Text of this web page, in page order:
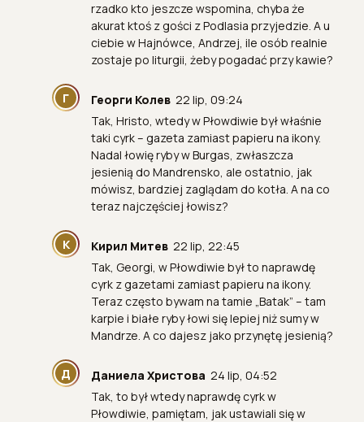
rzadko kto jeszcze wspomina, chyba że
akurat ktoś z gości z Podlasia przyjedzie. A u
ciebie w Hajnówce, Andrzej, ile osób realnie
zostaje po liturgii, żeby pogadać przy kawie?
Г Георги Колев 22 lip, 09:24
Tak, Hristo, wtedy w Płowdiwie był właśnie
taki cyrk – gazeta zamiast papieru na ikony.
Nadal łowię ryby w Burgas, zwłaszcza
jesienią do Mandrensko, ale ostatnio, jak
mówisz, bardziej zaglądam do kotła. A na co
teraz najczęściej łowisz?
К Кирил Митев 22 lip, 22:45
Tak, Georgi, w Płowdiwie był to naprawdę
cyrk z gazetami zamiast papieru na ikony.
Teraz często bywam na tamie „Batak” – tam
karpie i białe ryby łowi się lepiej niż sumy w
Mandrze. A co dajesz jako przynętę jesienią?
Д Даниела Христова 24 lip, 04:52
Tak, to był wtedy naprawdę cyrk w
Płowdiwie, pamiętam, jak ustawiali się w